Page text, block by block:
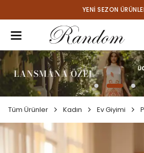
YENI SEZON
Tüm Ürünler Kadın Ev Giyimi